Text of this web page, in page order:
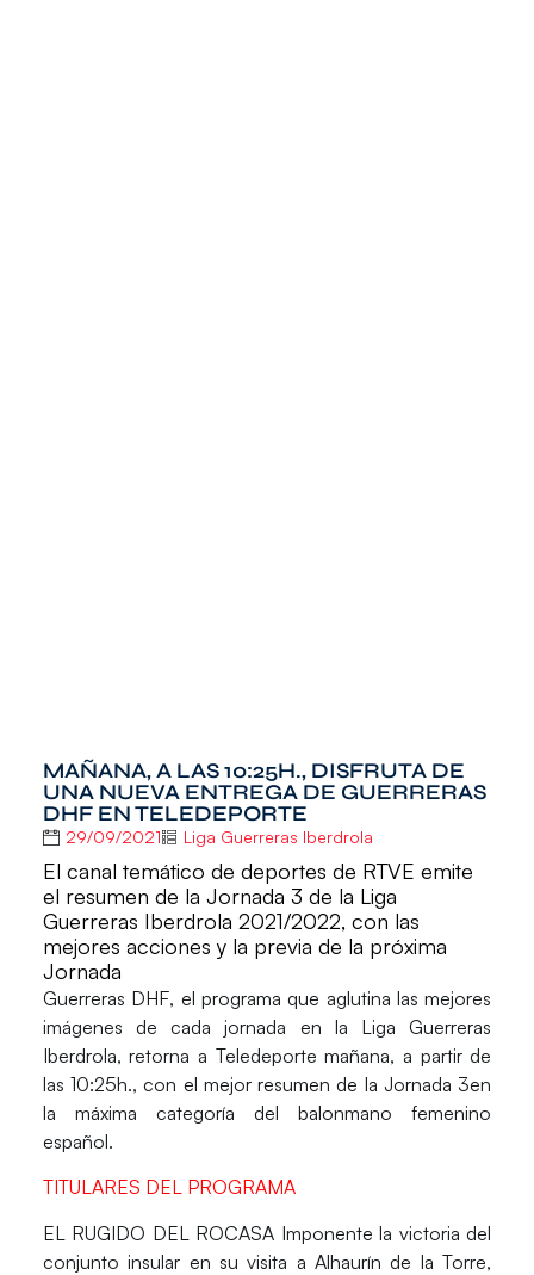
MAÑANA, A LAS 10:25H., DISFRUTA DE
UNA NUEVA ENTREGA DE GUERRERAS
DHF EN TELEDEPORTE
29/09/2021 Liga Guerreras Iberdrola
El canal temático de deportes de RTVE emite
el resumen de la Jornada 3 de la Liga
Guerreras Iberdrola 2021/2022, con las
mejores acciones y la previa de la próxima
Jornada
Guerreras DHF, el programa que aglutina las mejores
imágenes de cada jornada en la Liga Guerreras
Iberdrola, retorna a Teledeporte mañana, a partir de
las10:25h., con el mejor resumen de la Jornada 3en
la máxima categoría del balonmano femenino
español.
TITULARES DEL PROGRAMA
EL RUGIDO DEL ROCASA Imponente la victoria del
conjunto insular en su visita a Alhaurín de la Torre,